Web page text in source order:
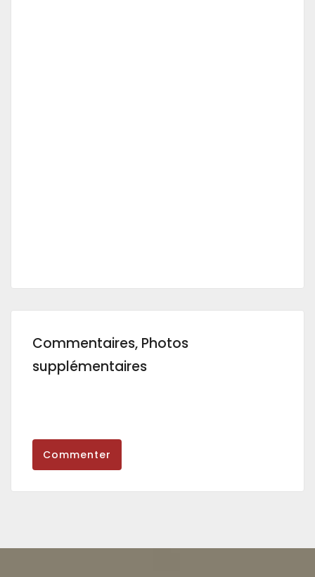
Commentaires, Photos
supplémentaires
Commenter